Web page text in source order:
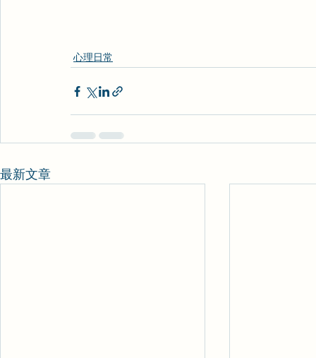
心理日常
最新文章